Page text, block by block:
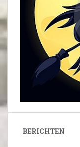
BERICHTEN